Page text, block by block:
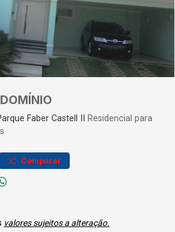
Faber Castell II
Residencial para
Comparar
valores sujeitos a alteração.